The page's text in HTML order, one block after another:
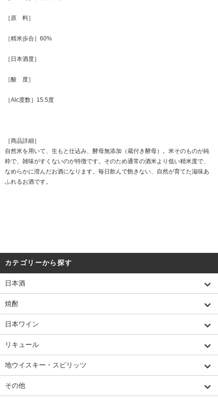
［原 料］
［精米歩合］60%
［日本酒度］
［酸 度］
［Alc度数］15.5度
［商品詳細］
自然米を用いて、生もと仕込み、酵母無添加（蔵付き酵母）。米そのものが純
粋で、雑味がすくないのが特徴です。そのため通常の酒米より低い精米度で、
なめらかに澄んだお酒になります。毎日飲んで飽きない、自然が育てた滋味あ
ふれるお酒です。
カテゴリーから探す
日本酒
焼酎
日本ワイン
リキュール
地ウイスキー・スピリッツ
その他